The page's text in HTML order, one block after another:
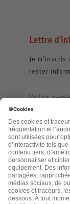
Lettre
Je
rester
jamais échangée.